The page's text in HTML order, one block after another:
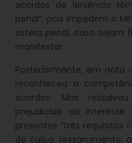
acordos de leniência
penal”, pois impedem o
esfera penal, caso sejam
manifestar.
Posteriormente, em nota
reconheceu a
acordos. Mas
prejudiciais ao
presentes “três requisitos
de culpa; ressarcimento,